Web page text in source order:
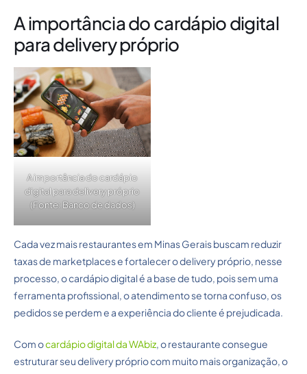
A importância do cardápio digital
para delivery próprio
A importância do cardápio
digital para delivery próprio
(Fonte: Banco de dados)
Cada vez mais restaurantes em Minas Gerais buscam reduzir
taxas de marketplaces e fortalecer o delivery próprio, nesse
processo, o cardápio digital é a base de tudo, pois sem uma
ferramenta profissional, o atendimento se torna confuso, os
pedidos se perdem e a experiência do cliente é prejudicada.
Com ocardápio digital da WAbiz , o restaurante consegue
estruturar seu delivery próprio com muito mais organização, o